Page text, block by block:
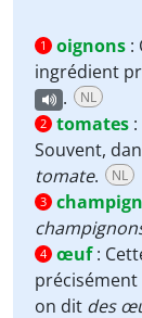
1
oignons :
ingrédient
.
NL
2 tomates :
Souvent,
tomate. NL
3
4 œuf:
précisément
on dit des